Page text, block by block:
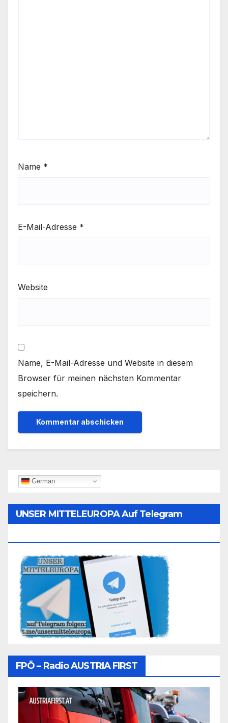
Name *
E-Mail-Adresse *
Website
Name, E-Mail-Adresse und Website in diesem
Browser für meinen nächsten Kommentar
speichern.
German
UNSER MITTELEUROPA Auf Telegram
FPÖ – Radio AUSTRIA FIRST